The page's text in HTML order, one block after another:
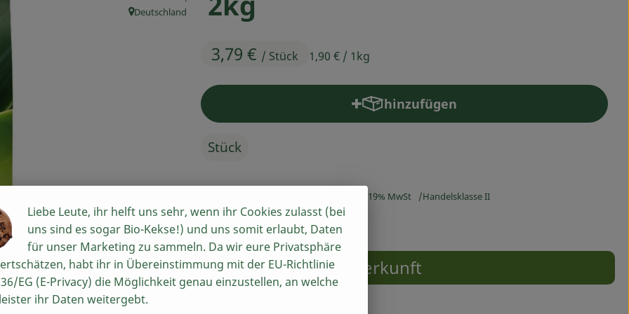
3,79 € / Stück 1,90 € / 1kg
, Herkunft:
Deutschland
hinzufügen
Produkt zum Warenkorb hinzufügen
Stück
19% MwSt Handelsklasse II
Rezepte
Herkunft
keine passenden Rezepte gefunden.
Liebe Leute, ihr helft uns sehr, wenn ihr Cookies zulasst (bei
uns sind es sogar Bio-Kekse!) und uns somit erlaubt, Daten
für unser Marketing zu sammeln. Da wir eure Privatsphäre
habt ihr in Übereinstimmung mit der EU-Richtlinie
EG (E-Privacy) die Möglichkeit genau einzustellen, an welche
ihr Daten weitergebt.